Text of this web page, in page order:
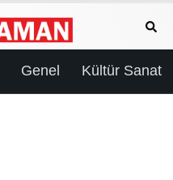
Genel Kültür Sanat